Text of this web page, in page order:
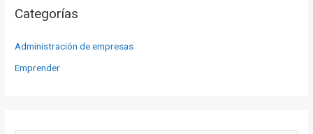
Categorías
Administración de empresas
Emprender